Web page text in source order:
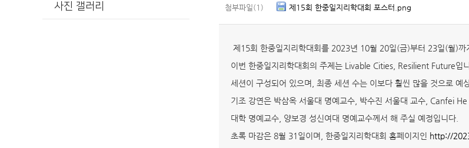
사진 갤러리 첨부파일(1) 제15회 한중일지리학대회 포스터.png
제15회 한중일지리학대회를 2023년 10월 20일(금)부터 23일(월)까
이번 한중일지리학대회의 주제는 Livable Cities, Resilient Future입
세션이 구성되어 있으며, 최종 세션 수는 이보다 훨씬 많을 것으로 예
기조 강연은 박삼옥 서울대 명예교수, 박수진 서울대 교수, Canfei
대학 명예교수, 양보경 성신여대 명예교수께서 해 주실 예정입니다.
초록 마감은 8월 31일이며, 한중일지리학대회 홈페이지인
http://